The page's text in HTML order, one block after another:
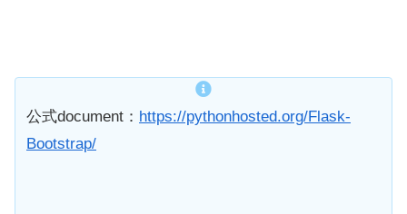
公式document： https://pythonhosted.org/Flask-
Bootstrap/